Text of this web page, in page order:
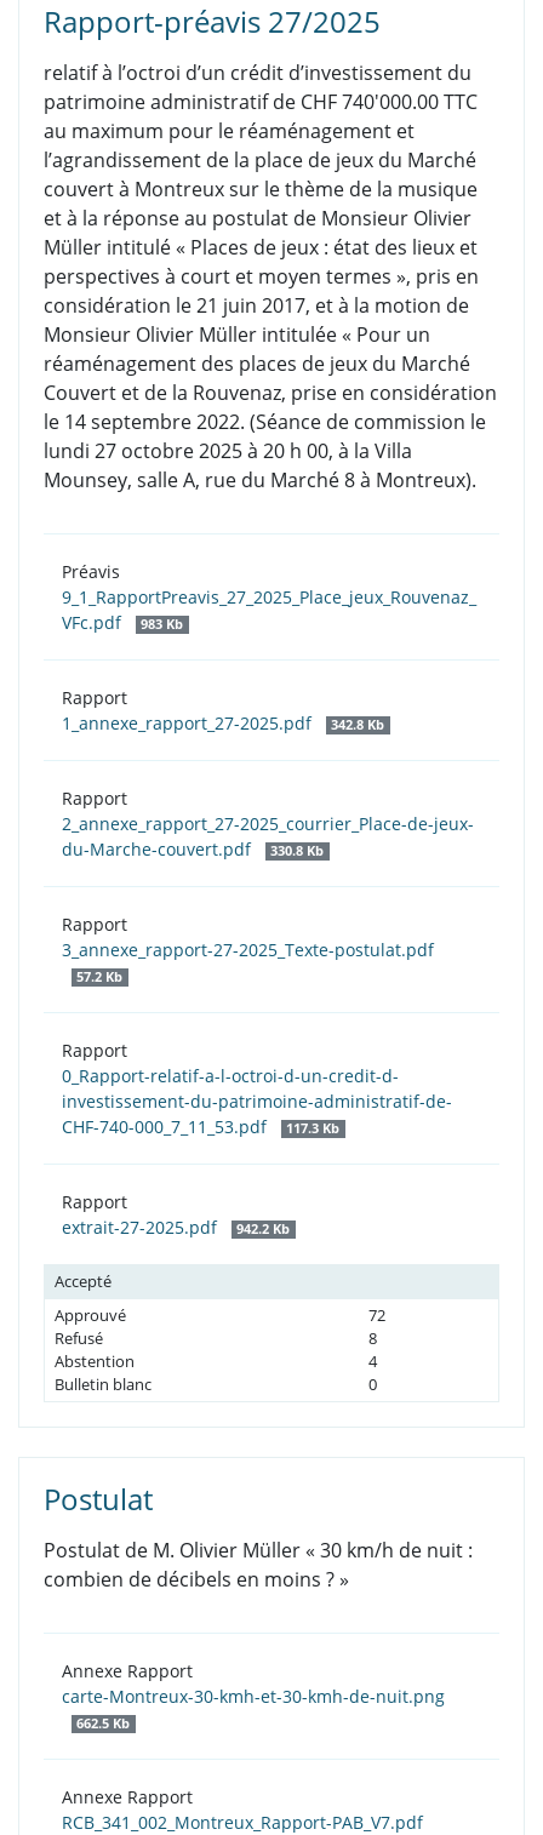
Rapport-préavis 27/2025
relatif à l’octroi d’un crédit d’investissement du
patrimoine administratif de CHF 740'000.00 TTC
au maximum pour le réaménagement et
l’agrandissement de la place de jeux du Marché
couvert à Montreux sur le thème de la musique
et à la réponse au postulat de Monsieur Olivier
Müller intitulé « Places de jeux : état des lieux et
perspectives à court et moyen termes », pris en
considération le 21 juin 2017, et à la motion de
Monsieur Olivier Müller intitulée « Pour un
réaménagement des places de jeux du Marché
Couvert et de la Rouvenaz, prise en considération
le 14 septembre 2022. (Séance de commission le
lundi 27 octobre 2025 à 20 h 00, à la Villa
Mounsey, salle A, rue du Marché 8 à Montreux).
Préavis
9_1_RapportPreavis_27_2025_Place_jeux_Rouvenaz_
VFc.pdf
983 Kb
Rapport
1_annexe_rapport_27-2025.pdf
342.8 Kb
Rapport
2_annexe_rapport_27-2025_courrier_Place-de-jeux-
du-Marche-couvert.pdf
330.8 Kb
Rapport
3_annexe_rapport-27-2025_Texte-postulat.pdf
57.2 Kb
Rapport
0_Rapport-relatif-a-l-octroi-d-un-credit-d-
investissement-du-patrimoine-administratif-de-
CHF-740-000_7_11_53.pdf
117.3 Kb
Rapport
extrait-27-2025.pdf
942.2 Kb
Accepté
Approuvé
72
Refusé
8
Abstention
4
Bulletin blanc
0
Postulat
Postulat de M. Olivier Müller « 30 km/h de nuit :
combien de décibels en moins ? »
Annexe Rapport
carte-Montreux-30-kmh-et-30-kmh-de-nuit.png
662.5 Kb
Annexe Rapport
RCB_341_002_Montreux_Rapport-PAB_V7.pdf